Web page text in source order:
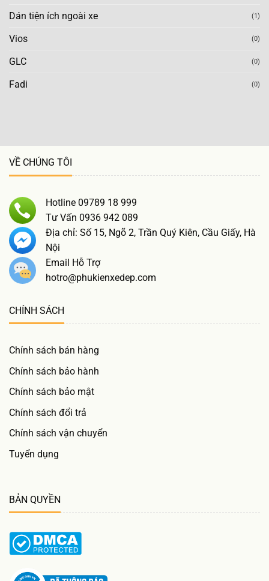
Dán tiện ích ngoài xe (1)
Vios (0)
GLC (0)
Fadi (0)
VỀ CHÚNG TÔI
Hotline 09789 18 999
Tư Vấn 0936 942 089
Địa chỉ: Số 15, Ngõ 2, Trần Quý Kiên, Cầu Giấy, Hà
Nội
Email Hỗ Trợ
hotro@phukienxedep.com
CHÍNH SÁCH
Chính sách bán hàng
Chính sách bảo hành
Chính sách bảo mật
Chính sách đổi trả
Chính sách vận chuyển
Tuyển dụng
BẢN QUYỀN